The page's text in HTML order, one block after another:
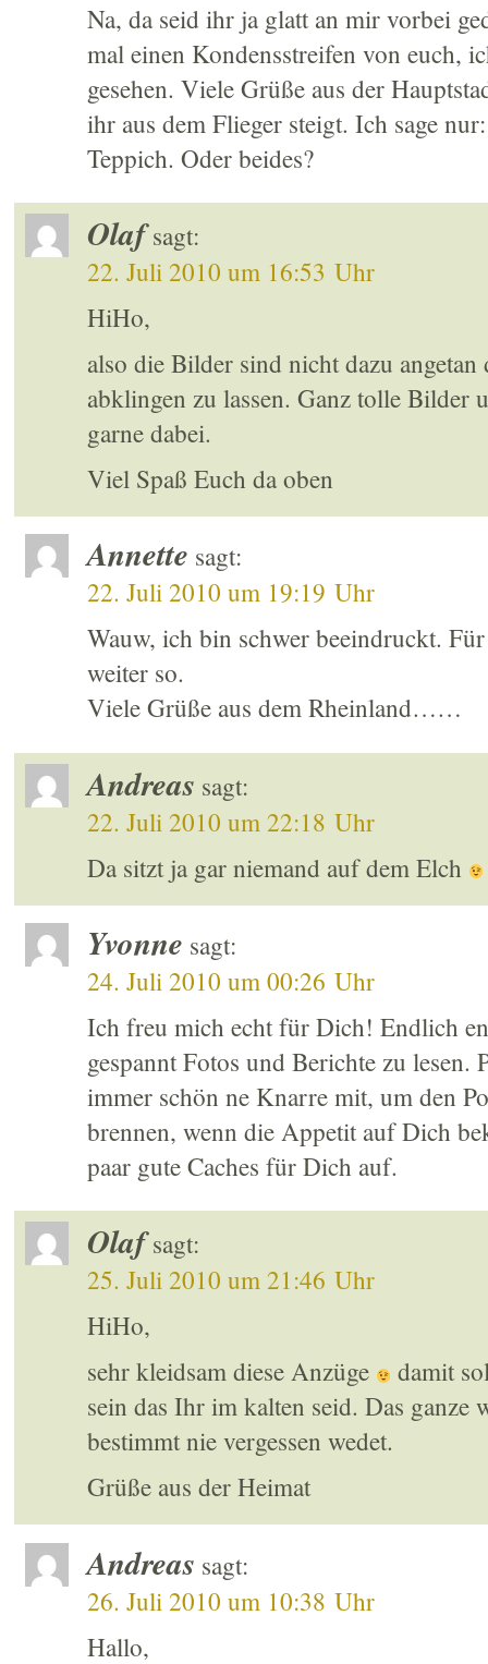
Na, da seid ihr ja glatt an mir vorbei
mal einen Kondensstreifen von euch,
gesehen. Viele Grüße aus der
ihr aus dem Flieger steigt. Ich sage
Teppich. Oder beides?
Olaf sagt:
22. Juli 2010 um 16:53 Uhr
HiHo,
also die Bilder sind nicht dazu angetan
abklingen zu lassen. Ganz tolle Bilder
garne dabei.
Viel Spaß Euch da oben
Annette sagt:
22. Juli 2010 um 19:19 Uhr
Wauw, ich bin schwer beeindruckt.
weiter so.
Viele Grüße aus dem Rheinland……
Andreas sagt:
22. Juli 2010 um 22:18 Uhr
Da sitzt ja gar niemand auf dem Elch
Yvonne sagt:
24. Juli 2010 um 00:26 Uhr
Ich freu mich echt für Dich! Endlich
gespannt Fotos und Berichte zu
immer schön ne Knarre mit, um den
brennen, wenn die Appetit auf Dich
paar gute Caches für Dich auf.
Olaf sagt:
25. Juli 2010 um 21:46 Uhr
HiHo,
sehr kleidsam diese Anzüge
damit
sein das Ihr im kalten seid. Das
bestimmt nie vergessen wedet.
Grüße aus der Heimat
Andreas sagt:
26. Juli 2010 um 10:38 Uhr
Hallo,